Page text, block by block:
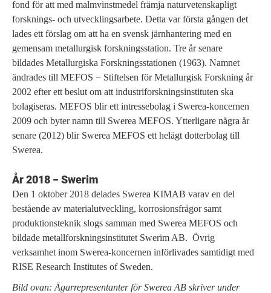
fond för att med malmvinstmedel främja naturvetenskapligt
forsknings- och utvecklingsarbete. Detta var första gången det
lades ett förslag om att ha en svensk järnhantering med en
gemensam metallurgisk forskningsstation. Tre år senare
bildades Metallurgiska Forskningsstationen (1963). Namnet
ändrades till MEFOS − Stiftelsen för Metallurgisk Forskning år
2002 efter ett beslut om att industriforskningsinstituten ska
bolagiseras. MEFOS blir ett intressebolag i Swerea-koncernen
2009 och byter namn till Swerea MEFOS. Ytterligare några år
senare (2012) blir Swerea MEFOS ett helägt dotterbolag till
Swerea.
År 2018 − Swerim
Den 1 oktober 2018 delades Swerea KIMAB varav en del
bestående av materialutveckling, korrosionsfrågor samt
produktionsteknik slogs samman med Swerea MEFOS och
bildade metallforskningsinstitutet Swerim AB. Övrig
verksamhet inom Swerea-koncernen införlivades samtidigt med
RISE Research Institutes of Sweden.
Bild ovan: Ägarrepresentanter för Swerea AB skriver under